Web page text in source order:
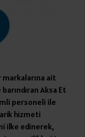
ait
Aksa Et
personeli ile
hizmeti
ilke edinerek,